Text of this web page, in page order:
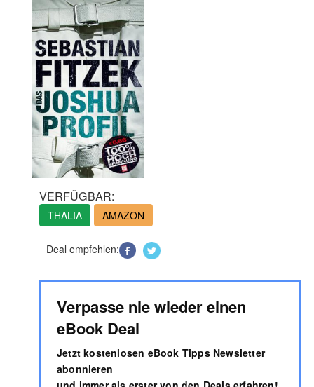
VERFÜGBAR:
THALIA AMAZON
Deal empfehlen:
Verpasse nie wieder einen
eBook Deal
Jetzt kostenlosen eBook Tipps Newsletter
abonnieren